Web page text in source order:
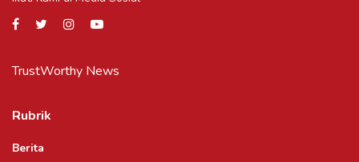
TrustWorthy News
Rubrik
Berita